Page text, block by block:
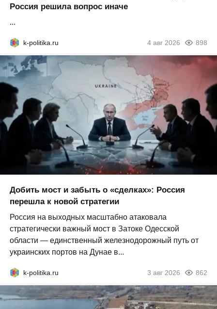
Россия решила вопрос иначе
...
k-politika.ru 4 авг 2026 898
Добить мост и забыть о «сделках»: Россия
перешла к новой стратегии
Россия на выходных масштабно атаковала
стратегически важный мост в Затоке Одесской
области — единственный железнодорожный путь от
украинских портов на Дунае в...
k-politika.ru 3 авг 2026 862